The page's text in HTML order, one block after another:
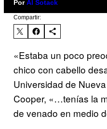
PorAl Sotack
Compartir:
«Estaba un poco
chico con cabello
Universidad de
Cooper, «…tenías la
de venado en medio